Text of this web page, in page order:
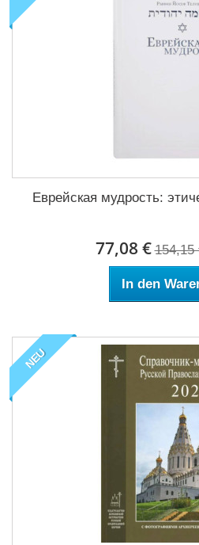
Еврейская мудрость:
77,08 € 154,15
In den
NEU